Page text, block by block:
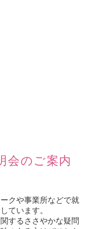
会のご案内
クや事業所などで就
ています。
するささやかな疑問